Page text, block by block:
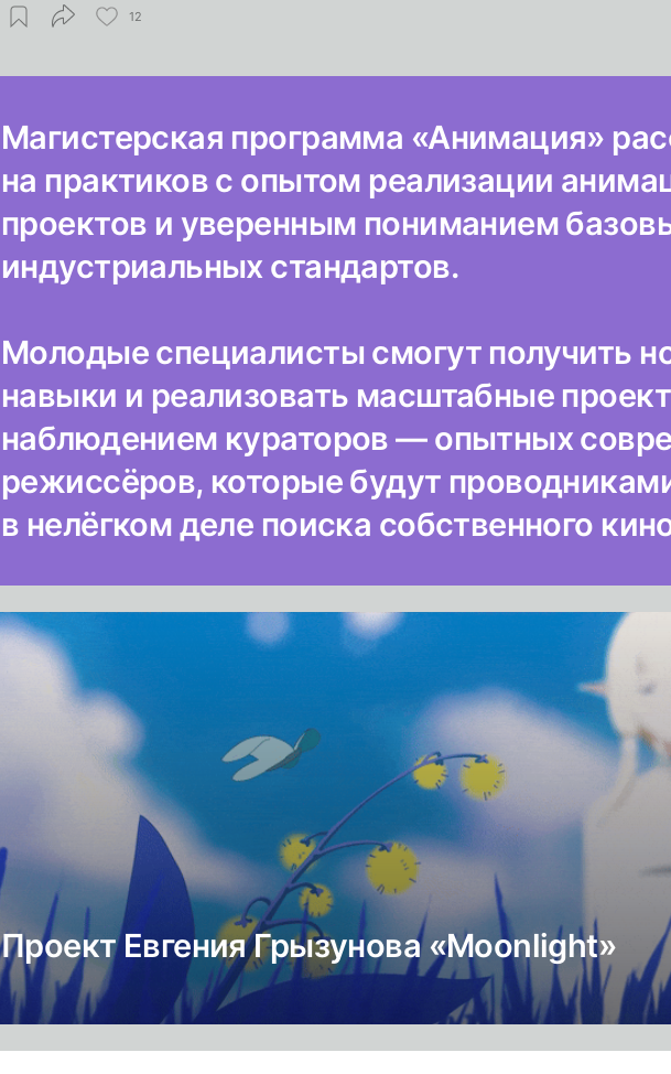
12
Магистерская программа «Анимация»
на практиков с опытом реализации
проектов и уверенным пониманием
индустриальных стандартов.
Молодые специалисты смогут получить
навыки и реализовать масштабные
наблюдением кураторов — опытных
режиссёров, которые будут
в нелёгком деле поиска собственного
Проект Евгения Грызунова «Moonlight»